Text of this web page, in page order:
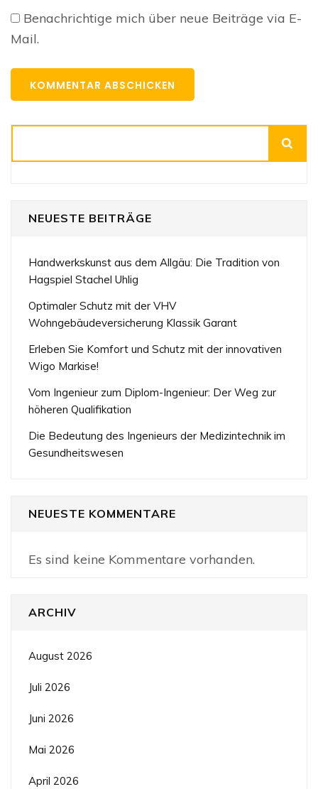
Benachrichtige mich über neue Beiträge via E-
Mail.
NEUESTE BEITRÄGE
Handwerkskunst aus dem Allgäu: Die Tradition von
Hagspiel Stachel Uhlig
Optimaler Schutz mit der VHV
Wohngebäudeversicherung Klassik Garant
Erleben Sie Komfort und Schutz mit der innovativen
Wigo Markise!
Vom Ingenieur zum Diplom-Ingenieur: Der Weg zur
höheren Qualifikation
Die Bedeutung des Ingenieurs der Medizintechnik im
Gesundheitswesen
NEUESTE KOMMENTARE
Es sind keine Kommentare vorhanden.
ARCHIV
August 2026
Juli 2026
Juni 2026
Mai 2026
April 2026